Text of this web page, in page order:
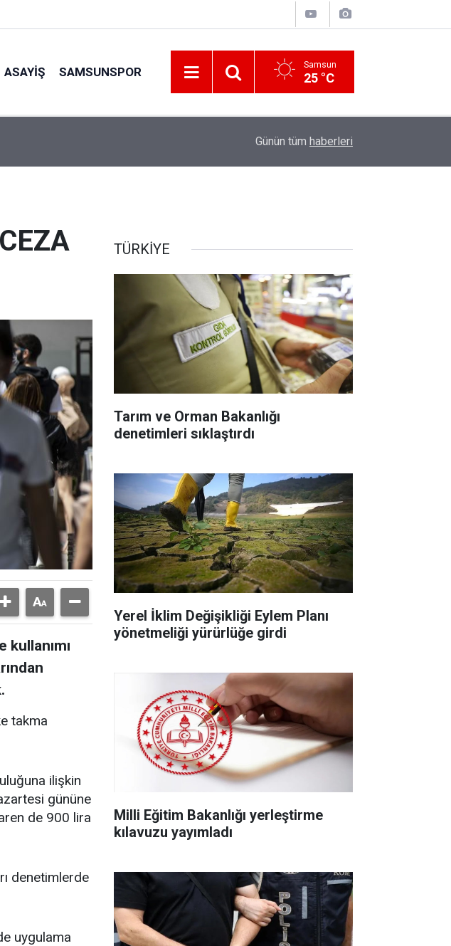
ASAYİŞ SAMSUNSPOR Samsun
25 °C
30 ilde DEAŞ terör örgütüne yönelik operasyon!
Günün tüm haberleri
takma
ilişkin
gününe
de 900 lira
denetimlerde
uygulama
TÜRKİYE
Tarım ve Orman Bakanlığı
denetimleri sıklaştırdı
Yerel İklim Değişikliği Eylem Planı
yönetmeliği yürürlüğe girdi
Milli Eğitim Bakanlığı yerleştirme
kılavuzu yayımladı